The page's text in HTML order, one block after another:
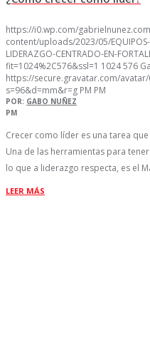
https://i0.wp.com/
content/uploads/2023/05/EQUIPOS-
LIDERAZGO-CENTRADO-EN-
fit=1024%2C576&ssl=1 1024576
https://secure.gravatar.com/
s=96&d=mm&r=g PM PM
POR: GABO NUÑEZ
PM
Crecer como líder es una tarea
Una de las herramientas para
lo que a liderazgo respecta, es el
LEER MÁS